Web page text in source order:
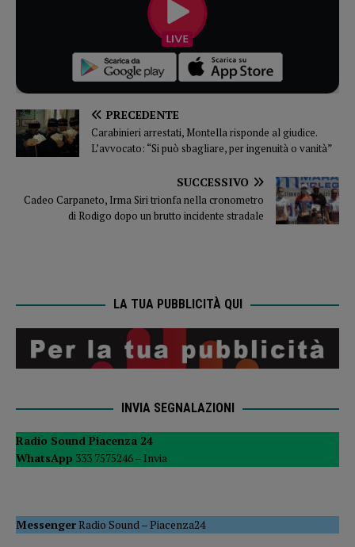
PRECEDENTE
Carabinieri arrestati, Montella risponde al giudice.
L’avvocato: “Si può sbagliare, per ingenuità o vanità”
SUCCESSIVO
Cadeo Carpaneto, Irma Siri trionfa nella cronometro
di Rodigo dopo un brutto incidente stradale
LA TUA PUBBLICITÀ QUI
INVIA SEGNALAZIONI
Radio Sound Piacenza 24
WhatsApp 333 7575246 – Invia
MessengerRadio Sound –Piacenza24